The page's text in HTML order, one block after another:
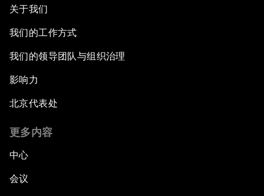
关于我们
我们的工作方式
我们的领导团队与组织治理
影响力
北京代表处
更多内容
中心
会议